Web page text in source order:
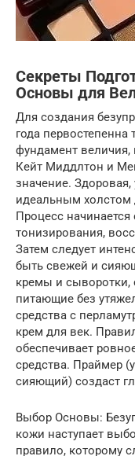
Секреты
Основы для
Для создания
года
фундамент
Кейт Миддлтон и
значение.
идеальным холстом
Процесс
тонизирования,
Затем следует
быть свежей и
кремы и сыворотки,
питающие без
средства с
крем для век.
обеспечивает
средства. Праймер
сияющий) создаст
Выбор Основы:
кожи наступает
правило, которому